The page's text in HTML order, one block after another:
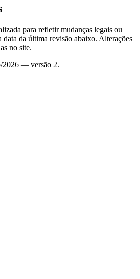
para refletir mudanças legais ou
data da última revisão abaixo. Alterações
no site.
2026 — versão 2.